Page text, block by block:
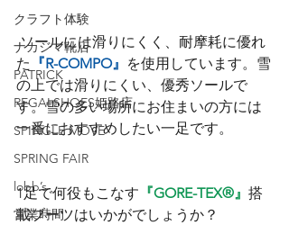
クラフト体験
ナカジマ靴店
PATRICK
REGALSHOES姫路店
SPINGLE MOVE
SPRING FAIR
lobb’s
営業時間
ソールには滑りにくく、耐摩耗に優れ
た 『R-COMPO』 を使用しています。雪
の上では滑りにくい、優秀ソールで
す。雪の多い場所にお住まいの方には
一番におすすめしたい一足です。
1足で何役もこなす 『GORE-TEX®』 搭
載ブーツはいかがでしょうか？